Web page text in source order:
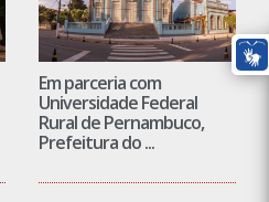
Em parceria com
Universidade Federal
Rural de Pernambuco,
Prefeitura do ...